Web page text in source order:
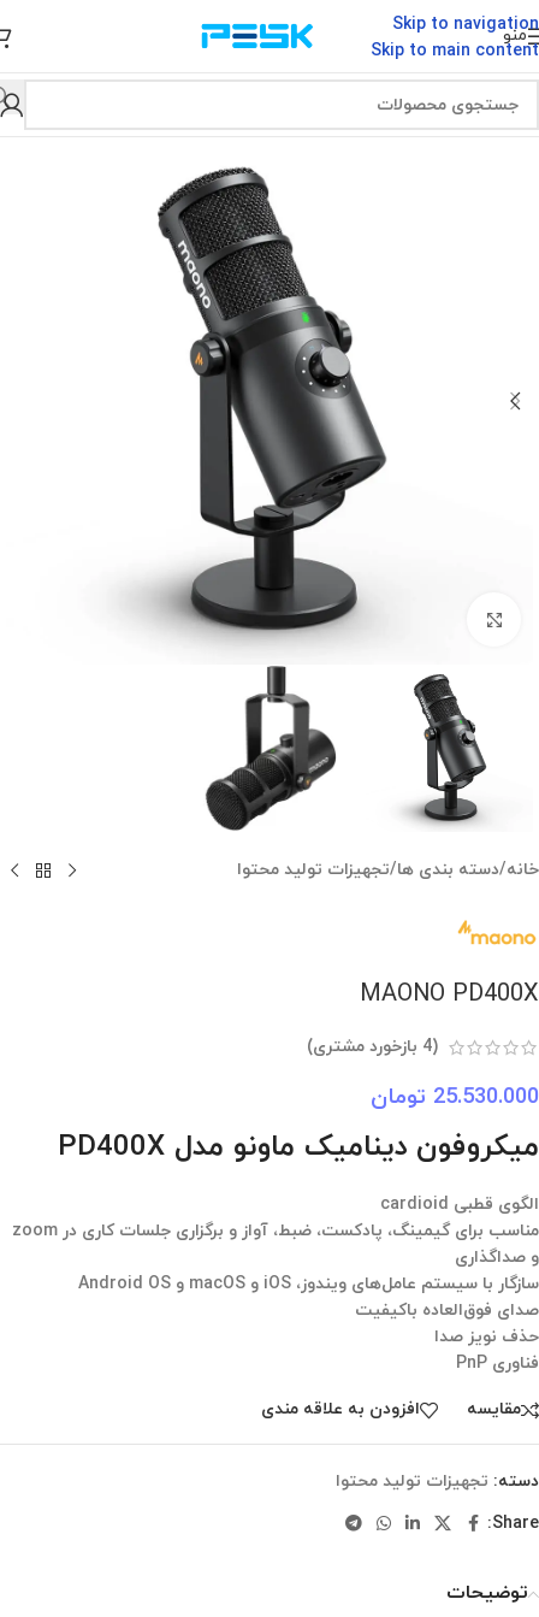
Skip to navigation
Skip to main content
منو
خانه/دسته بندی ها/تجهیزات تولید محتوا
MAONO PD400X
(
4 بازخورد مشتری)
25.530.000 تومان
میکروفون دینامیک ماونو مدل PD400X
الگوی قطبی cardioid
مناسب برای گیمینگ، پادکست، ضبط، آواز و برگزاری جلسات کاری در zoom
و صداگذاری
سازگار با سیستم عامل‌های ویندوز، iOS و macOS و Android OS
صدای فوق‌العاده باکیفیت
حذف نویز صدا
فناوری PnP
مقایسه افزودن به علاقه مندی
دسته: تجهیزات تولید محتوا
Share:
توضیحات